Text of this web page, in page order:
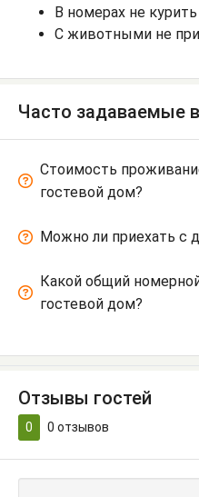
В номерах не курить
С животными не
Часто задаваемые
Стоимость
гостевой дом?
Можно ли приехать
Какой общий
гостевой дом?
Отзывы гостей
0 0 отзывов